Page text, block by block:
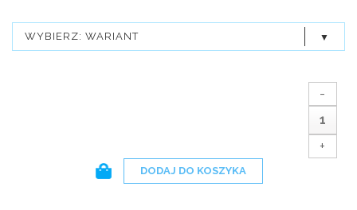
WYBIERZ: WARIANT
-
+
DODAJ DO KOSZYKA